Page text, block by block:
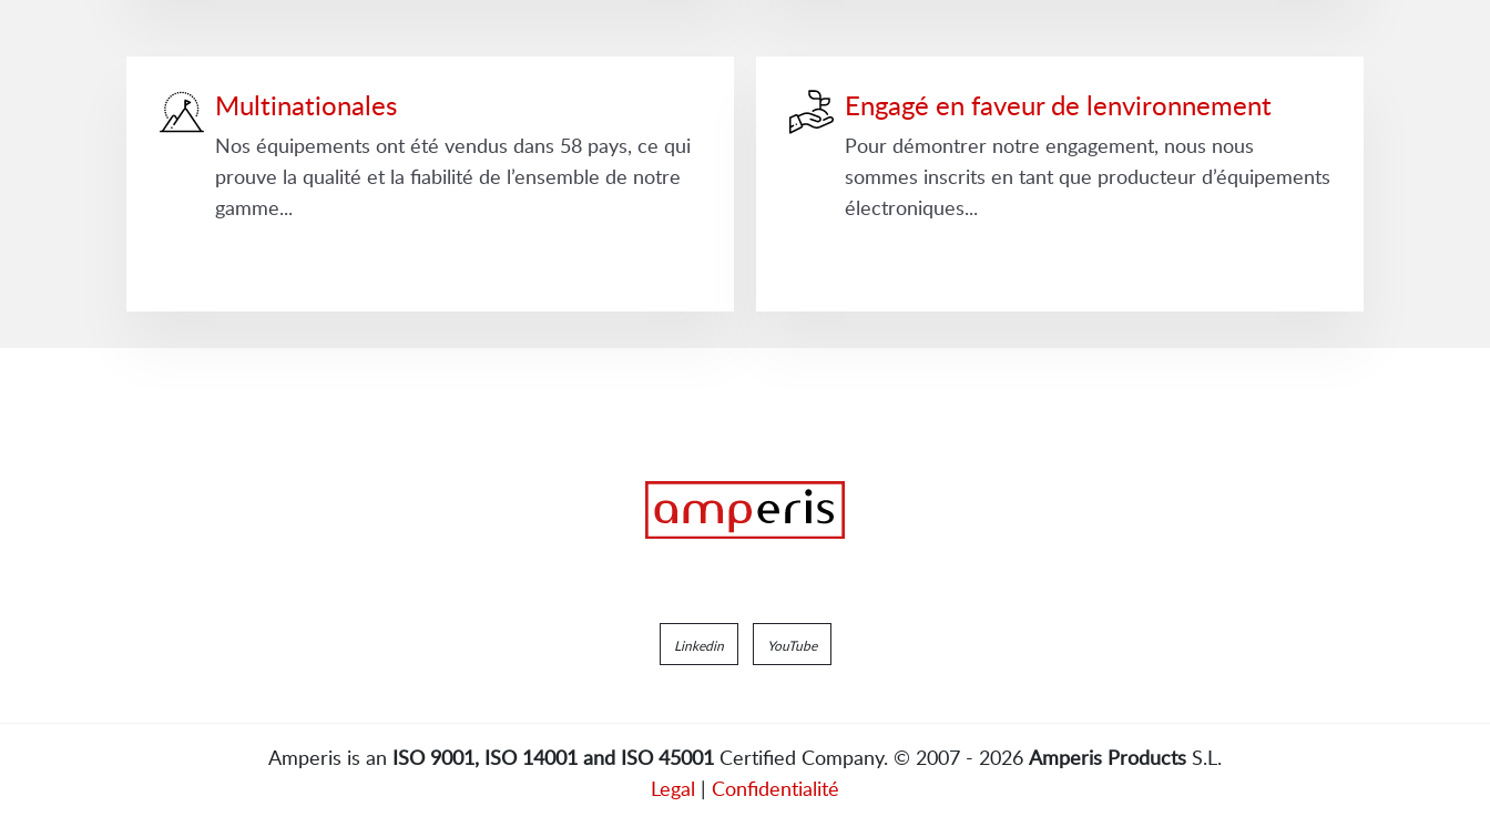
Multinationales
Nos équipements ont été vendus dans 58 pays, ce qui
prouve la qualité et la fiabilité de l’ensemble de notre
gamme...
Engagé en faveur de lenvironnement
Pour démontrer notre engagement, nous nous
sommes inscrits en tant que producteur d’équipements
électroniques...
Linkedin YouTube
Amperis is an ISO 9001, ISO 14001 and ISO 45001 Certified Company. © 2007 - 2026 Amperis Products S.L.
Legal | Confidentialité